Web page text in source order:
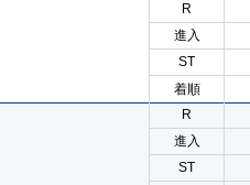
R
進入
ST
着順
R
進入
ST